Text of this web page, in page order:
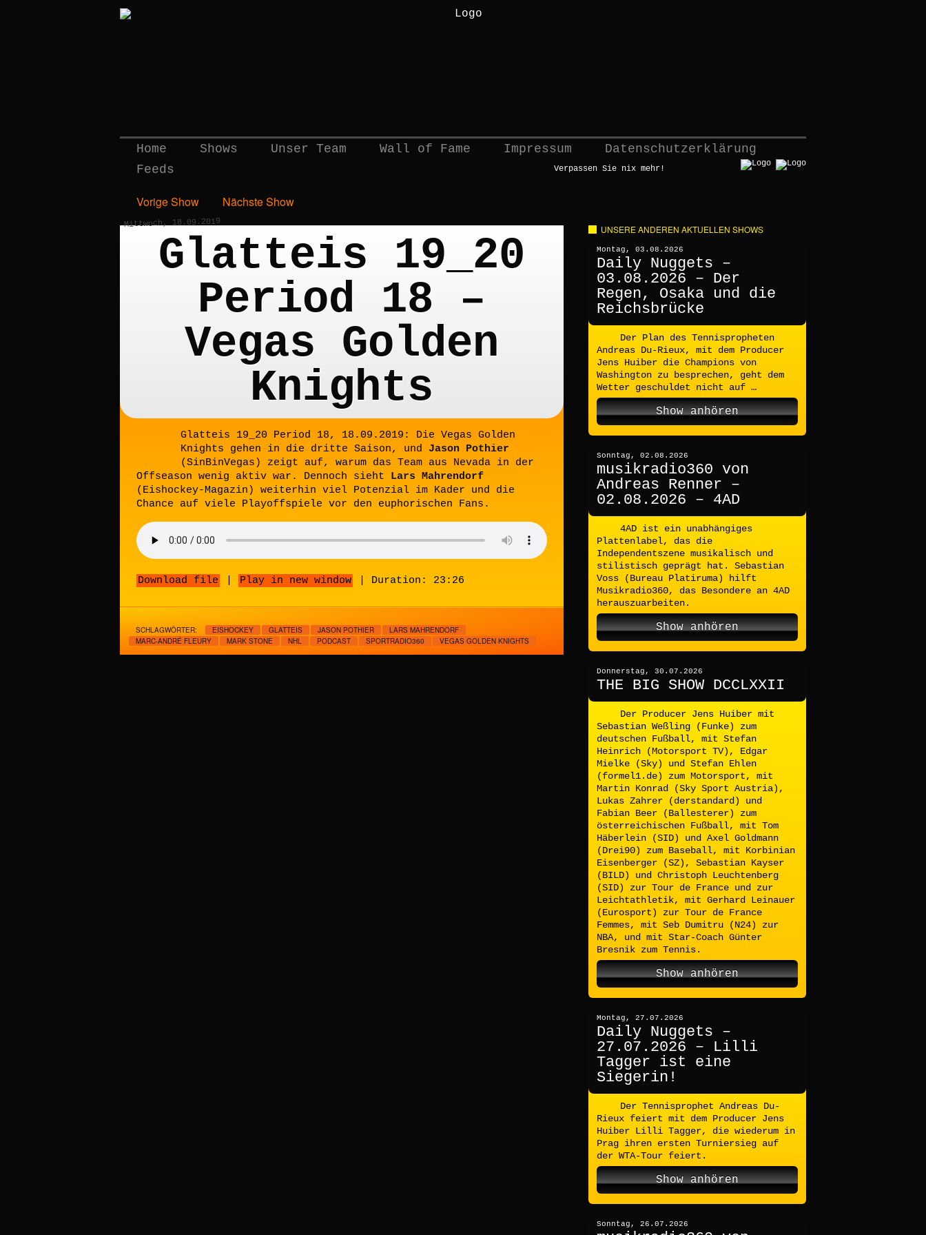
Home Shows Unser Team Wall of Fame Impressum
Datenschutzerklärung
Feeds
Verpassen Sie nix mehr!
Vorige Show Nächste Show
Mittwoch, 18.09.2019
Glatteis 19_20
Period 18 –
Vegas Golden
Knights
Glatteis 19_20 Period 18, 18.09.2019: Die Vegas Golden
Knights gehen in die dritte Saison, und Jason Pothier
(SinBinVegas) zeigt auf, warum das Team aus Nevada in der
Offseason wenig aktiv war. Dennoch sieht Lars Mahrendorf
(Eishockey-Magazin) weiterhin viel Potenzial im Kader und die
Chance auf viele Playoffspiele vor den euphorischen Fans.
Download file Play in new window Duration: 23:26
SCHLAGWÖRTER: EISHOCKEY GLATTEIS JASON POTHIER
LARS MAHRENDORF
MARC-ANDRÉ FLEURY
MARK STONE NHL PODCAST SPORTRADIO360 VEGAS GOLDEN KNIGHTS
UNSERE ANDEREN AKTUELLEN SHOWS
Montag, 03.08.2026
Daily Nuggets –
03.08.2026 – Der
Regen, Osaka und die
Reichsbrücke
Der Plan des Tennispropheten
Andreas Du-Rieux, mit dem Producer
Jens Huiber die Champions von
Washington zu besprechen, geht dem
Wetter geschuldet nicht auf …
Show anhören
Sonntag, 02.08.2026
musikradio360 von
Andreas Renner –
02.08.2026 – 4AD
4AD ist ein unabhängiges
Plattenlabel, das die
Independentszene musikalisch und
stilistisch geprägt hat. Sebastian
Voss (Bureau Platiruma) hilft
Musikradio360, das Besondere an 4AD
herauszuarbeiten.
Show anhören
Donnerstag, 30.07.2026
THE BIG SHOW DCCLXXII
Der Producer Jens Huiber mit
Sebastian Weßling (Funke) zum
deutschen Fußball, mit Stefan
Heinrich (Motorsport TV), Edgar
Mielke (Sky) und Stefan Ehlen
(formel1.de) zum Motorsport, mit
Martin Konrad (Sky Sport Austria),
Lukas Zahrer (derstandard) und
Fabian Beer (Ballesterer) zum
österreichischen Fußball, mit Tom
Häberlein (SID) und Axel Goldmann
(Drei90) zum Baseball, mit Korbinian
Eisenberger (SZ), Sebastian Kayser
(BILD) und Christoph Leuchtenberg
(SID) zur Tour de France und zur
Leichtathletik, mit Gerhard Leinauer
(Eurosport) zur Tour de France
Femmes, mit Seb Dumitru (N24) zur
NBA, und mit Star-Coach Günter
Bresnik zum Tennis.
Show anhören
Montag, 27.07.2026
Daily Nuggets –
27.07.2026 – Lilli
Tagger ist eine
Siegerin!
Der Tennisprophet Andreas Du-
Rieux feiert mit dem Producer Jens
Huiber Lilli Tagger, die wiederum in
Prag ihren ersten Turniersieg auf
der WTA-Tour feiert.
Show anhören
Sonntag, 26.07.2026